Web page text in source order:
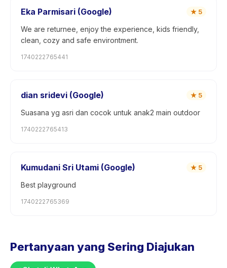
Eka Parmisari (Google) ★ 5
We are returnee, enjoy the experience, kids friendly,
clean, cozy and safe environtment.
1740222765441
dian sridevi (Google) ★ 5
Suasana yg asri dan cocok untuk anak2 main outdoor
1740222765413
Kumudani Sri Utami (Google) ★ 5
Best playground
1740222765369
Pertanyaan yang Sering Diajukan